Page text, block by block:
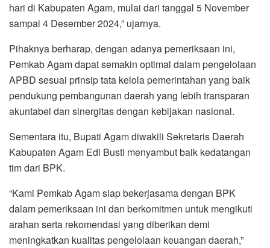
hari di Kabupaten Agam, mulai dari tanggal 5 November
sampai 4 Desember 2024,” ujarnya.
Pihaknya berharap, dengan adanya pemeriksaan ini,
Pemkab Agam dapat semakin optimal dalam pengelolaan
APBD sesuai prinsip tata kelola pemerintahan yang baik
pendukung pembangunan daerah yang lebih transparan
akuntabel dan sinergitas dengan kebijakan nasional.
Sementara itu, Bupati Agam diwakili Sekretaris Daerah
Kabupaten Agam Edi Busti menyambut baik kedatangan
tim dari BPK.
“Kami Pemkab Agam siap bekerjasama dengan BPK
dalam pemeriksaan ini dan berkomitmen untuk mengikuti
arahan serta rekomendasi yang diberikan demi
meningkatkan kualitas pengelolaan keuangan daerah,”